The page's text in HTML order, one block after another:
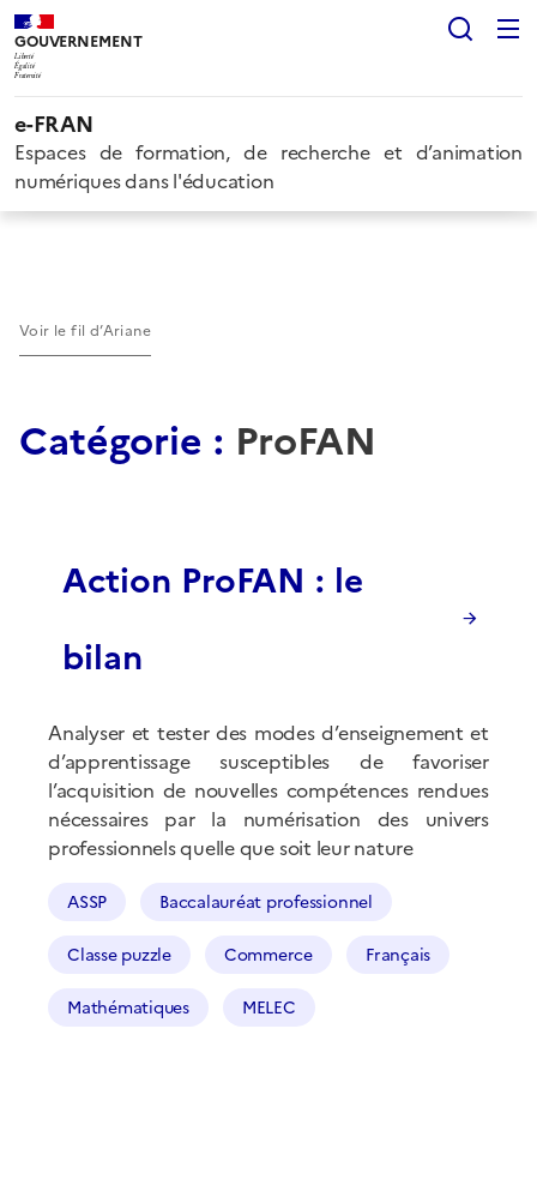
GOUVERNEMENT
Liberté
Égalité
Fraternité
e-FRAN
Espaces de formation, de recherche et d’animation
numériques dans l'éducation
Voir le fil d’Ariane
Catégorie : ProFAN
Action ProFAN : le
bilan
Analyser et tester des modes d’enseignement et
d’apprentissage susceptibles de favoriser
l’acquisition de nouvelles compétences rendues
nécessaires par la numérisation des univers
professionnels quelle que soit leur nature
ASSP Baccalauréat professionnel
Classe puzzle Commerce Français
Mathématiques MELEC